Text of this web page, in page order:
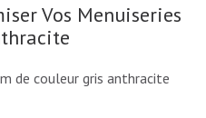
Vos Menuiseries
de couleur gris anthracite